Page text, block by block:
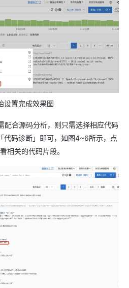
设置完成效果图
配合源码分析，则只需选择相应代码
代码诊断」即可，如图4~6所示，点
相关的代码片段。